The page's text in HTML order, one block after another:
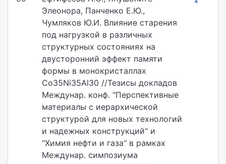
Элеонора, Панченко Е.Ю.,
Чумляков Ю.И. Влияние старения
под нагрузкой в различных
структурных состояниях на
двусторонний эффект памяти
формы в монокристаллах
Co35Ni35Al30 //Тезисы докладов
Междунар. конф. "Перспективные
материалы с иерархической
структурой для новых технологий
и надежных конструкций" и
"Химия нефти и газа" в рамках
Междунар. симпозиума